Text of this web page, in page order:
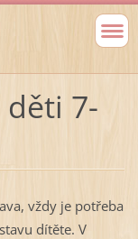
7-
vždy je potřeba
dítěte. V